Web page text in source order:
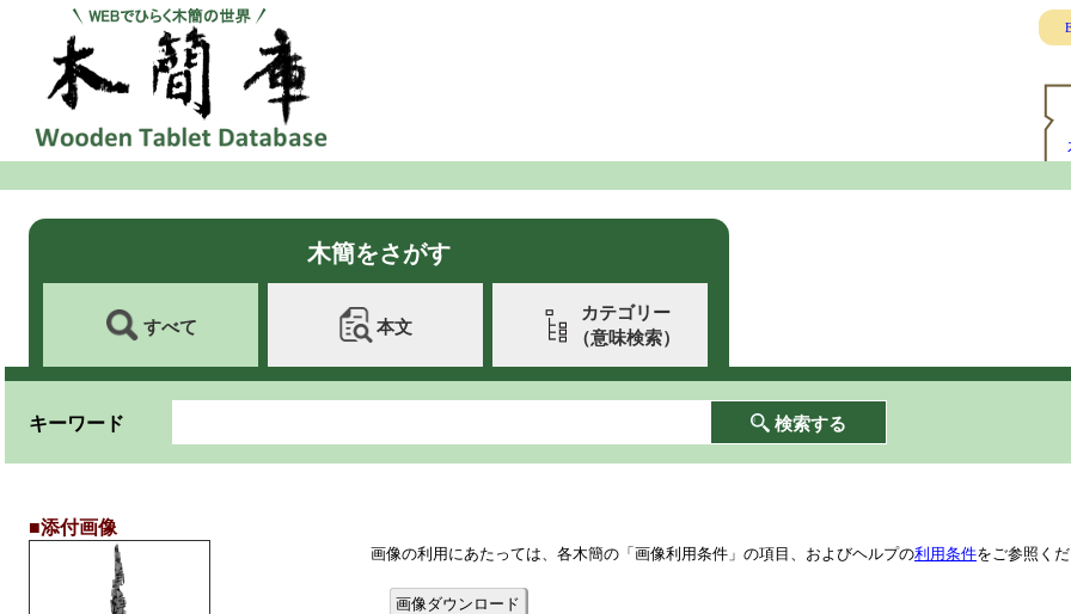
木簡をさがす
すべて 本文
カテゴリー
（意味検索）
キーワード 検索する
■添付画像
画像の利用にあたっては、各木簡の「画像利用条件」の項目、およびヘルプの利用条件をご参照く
画像ダウンロード